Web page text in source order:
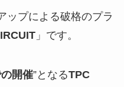
ップによる破格のプラ
」です。
開催”となるTPC